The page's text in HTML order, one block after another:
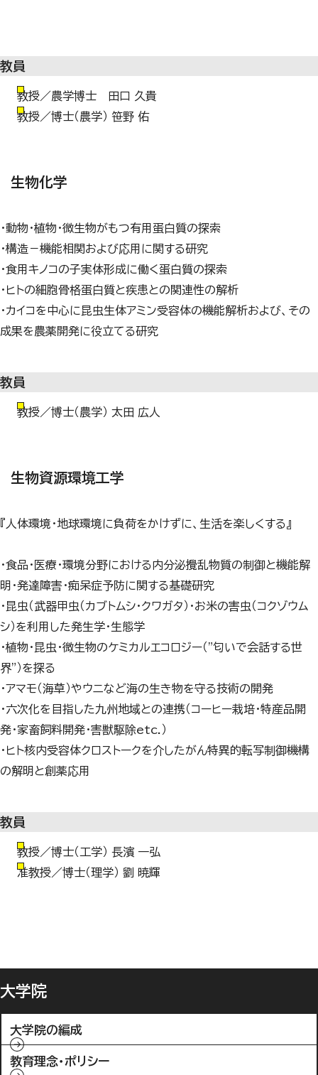
教員
教授／農学博士 田口 久貴
教授／博士（農学） 笹野 佑
生物化学
・動物・植物・微生物がもつ有用蛋白質の探索
・構造－機能相関および応用に関する研究
・食用キノコの子実体形成に働く蛋白質の探索
・ヒトの細胞骨格蛋白質と疾患との関連性の解析
・カイコを中心に昆虫生体アミン受容体の機能解析および、その
成果を農薬開発に役立てる研究
教員
教授／博士（農学） 太田 広人
生物資源環境工学
『人体環境・地球環境に負荷をかけずに、生活を楽しくする』
・食品・医療・環境分野における内分泌攪乱物質の制御と機能解
明・発達障害・痴呆症予防に関する基礎研究
・昆虫（武器甲虫（カブトムシ・クワガタ）・お米の害虫（コクゾウム
シ）を利用した発生学・生態学
・植物・昆虫・微生物のケミカルエコロジー（"匂いで会話する世
界"）を探る
・アマモ（海草）やウニなど海の生き物を守る技術の開発
・六次化を目指した九州地域との連携（コーヒー栽培・特産品開
発・家畜飼料開発・害獣駆除etc.）
・ヒト核内受容体クロストークを介したがん特異的転写制御機構
の解明と創薬応用
教員
教授／博士（工学） 長濱 一弘
准教授／博士（理学） 劉 暁輝
大学院
大学院の編成
教育理念・ポリシー